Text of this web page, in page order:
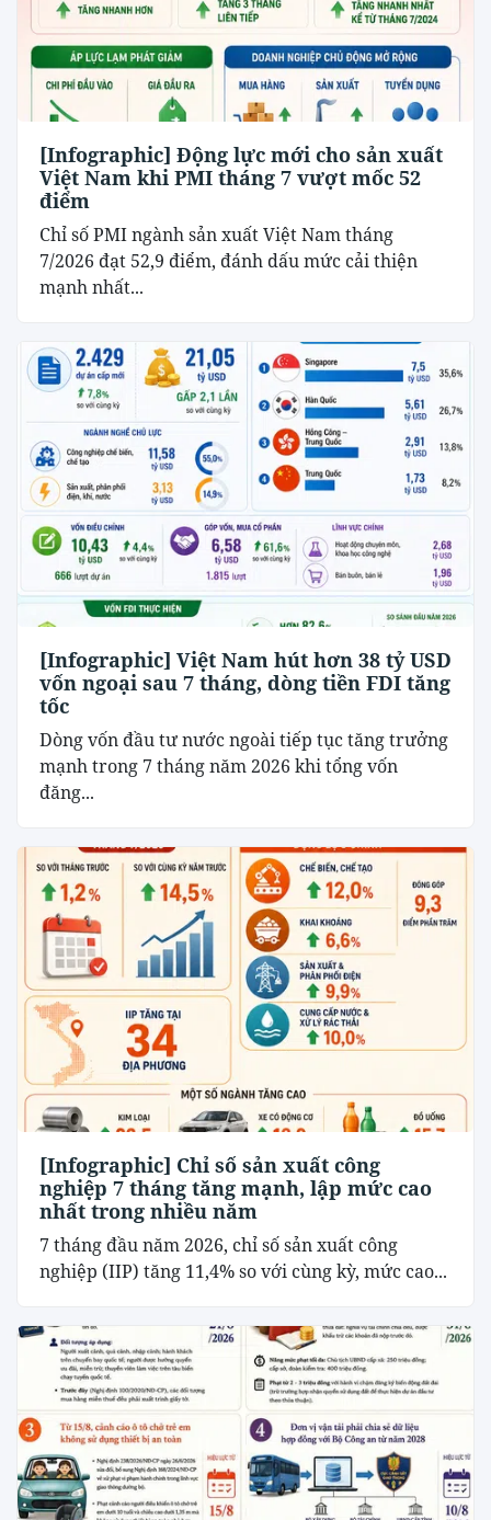
[Infographic] Động lực mới cho sản xuất
Việt Nam khi PMI tháng 7 vượt mốc 52
điểm
Chỉ số PMI ngành sản xuất Việt Nam tháng
7/2026 đạt 52,9 điểm, đánh dấu mức cải thiện
mạnh nhất...
[Infographic] Việt Nam hút hơn 38 tỷ USD
vốn ngoại sau 7 tháng, dòng tiền FDI tăng
tốc
Dòng vốn đầu tư nước ngoài tiếp tục tăng trưởng
mạnh trong 7 tháng năm 2026 khi tổng vốn
đăng...
[Infographic] Chỉ số sản xuất công
nghiệp 7 tháng tăng mạnh, lập mức cao
nhất trong nhiều năm
7 tháng đầu năm 2026, chỉ số sản xuất công
nghiệp (IIP) tăng 11,4% so với cùng kỳ, mức cao...